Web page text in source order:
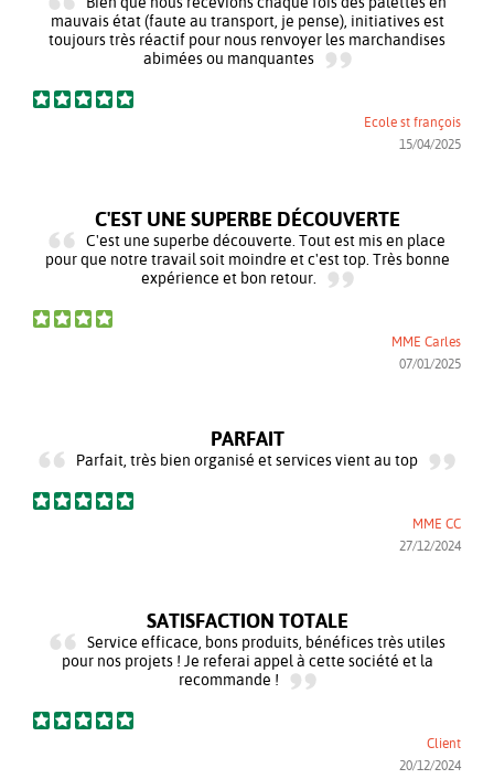
mauvais état (faute au transport, je pense), initiatives est
toujours très réactif pour nous renvoyer les marchandises
abimées ou manquantes
Ecole st françois
15/04/2025
C'EST UNE SUPERBE DÉCOUVERTE
C'est une superbe découverte. Tout est mis en place
pour que notre travail soit moindre et c'est top. Très bonne
expérience et bon retour.
MME Carles
07/01/2025
PARFAIT
Parfait, très bien organisé et services vient au top
MME CC
27/12/2024
SATISFACTION TOTALE
Service efficace, bons produits, bénéfices très utiles
pour nos projets ! Je referai appel à cette société et la
recommande !
Client
20/12/2024